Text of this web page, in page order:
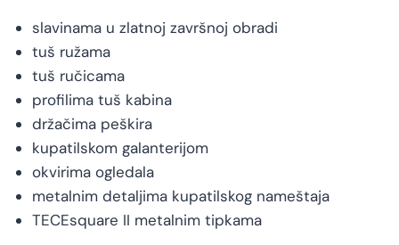
slavinama u zlatnoj završnoj obradi
tuš ružama
tuš ručicama
profilima tuš kabina
držačima peškira
kupatilskom galanterijom
okvirima ogledala
metalnim detaljima kupatilskog nameštaja
TECEsquare II metalnim tipkama